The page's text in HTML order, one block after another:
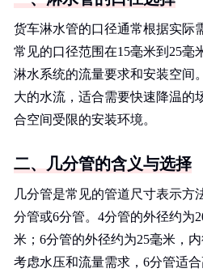
货车淋水管的口径通常根据实际
常见的口径范围在15毫米到25毫
淋水系统的流量要求和安装空间
大的水流，适合需要快速降温的
合空间受限的安装环境。
二、几分管的含义与选择
几分管是常见的管道尺寸表示方
分管或6分管。4分管的外径约为
米；6分管的外径约为25毫米，
考虑水压和流量需求，6分管适